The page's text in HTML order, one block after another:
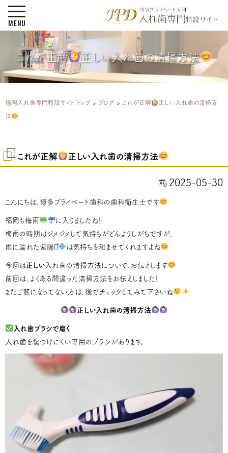
MENU
これが正解 正しい入れ歯の清掃方法
福岡入れ歯専門特設サイト トップ > ブログ > これが正解 正しい入れ歯の清掃方
法
これが正解 正しい入れ歯の清掃方法
2025-05-30
こんにちは、博多プライベート歯科の歯科衛生士です
福岡も梅雨
に入りましたね！
梅雨の時期はジメジメして気持ちがどんよりしがちですが、
雨に濡れた紫陽花͛
は気持ちを和ませてくれますよね
今回は正しい 入れ歯の清掃方法について、お伝えします
前回は、よくある間違った清掃方法をお伝えしました！
まだご覧になってない方は、後でチェックしてみて下さいね
正しい入れ歯の清掃方法
入れ歯ブラシで磨く
入れ歯を傷つけにくい専用のブラシがあります。